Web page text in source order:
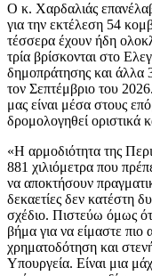
Ο κ. Χαρδαλιάς
για την εκτέλεση 54
τέσσερα έχουν ήδη
τρία βρίσκονται στο
δημοπράτησης και άλλα
τον Σεπτέμβριο του
μας είναι μέσα στους
δρομολογηθεί οριστικά
«Η αρμοδιότητα της
881 χιλιόμετρα που
να αποκτήσουν
δεκαετίες δεν κατέστη
σχέδιο. Πιστεύω όμως
βήμα για να είμαστε πιο
χρηματοδότηση και
Υπουργεία. Είναι μια